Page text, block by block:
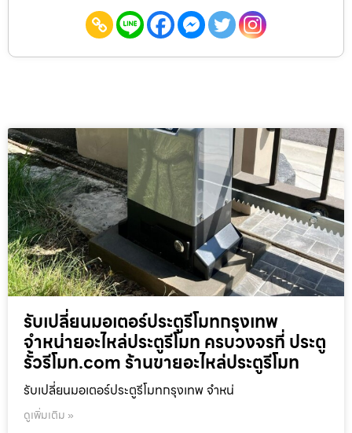
รับเปลี่ยนมอเตอร์ประตูรีโมทกรุงเทพ
จำหน่ายอะไหล่ประตูรีโมท ครบวงจรที่ ประตู
รั้วรีโมท.com ร้านขายอะไหล่ประตูรีโมท
รับเปลี่ยนมอเตอร์ประตูรีโมทกรุงเทพ จำหน่
ดูเพิ่มเติม »